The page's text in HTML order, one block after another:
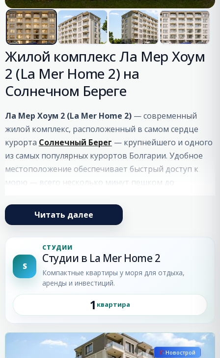
Жилой комплекс Ла Мер Хоум
2 (La Mer Home 2) на
Солнечном Береге
Ла Мер Хоум 2 (La Mer Home 2) — современный
жилой комплекс, расположенный в самом сердце
курорта Солнечный Берег — крупнейшего и одного
из самых популярных курортов Болгарии. Удобное
местоположение обеспечивает быстрый доступ к
морю — всего несколько минут пешком до
Локация и преимущества
La Mer Home 2находится в тихом районе рядом с
рекой, что создает комфортную атмосферу для
проживания, при этом вся необходимая
инфраструктура находится в шаговой доступности:
остановки общественного транспорта;
супермаркеты;
рестораны и кафе;
развлекательные и прогулочные зоны.
Читать далее
S
СТУДИИ
Студии в La Mer Home 2
Компактные квартиры у моря для отдыха,
аренды и инвестиций.
1 квартира
Солнечный
Новострой